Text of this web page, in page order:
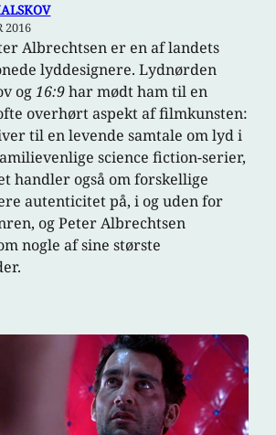
2016
Albrechtsen er en af landets
lyddesignere. Lydnørden
og16:9har mødt ham til en
overhørt aspekt af filmkunsten:
til en levende samtale om lyd i
science fiction-serier,
handler også om forskellige
autenticitet på, i og uden for
og Peter Albrechtsen
nogle af sine største